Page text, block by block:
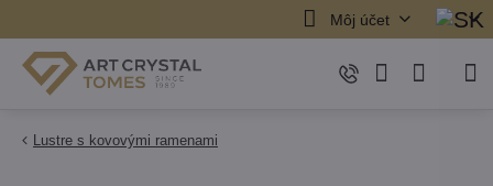
Môj účet
Lustre s kovovými ramenami